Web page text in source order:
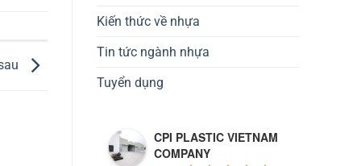
Kiến thức về nhựa
Tin tức ngành nhựa
Tuyển dụng
CPI PLASTIC VIETNAM
COMPANY